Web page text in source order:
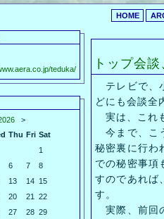
HOME
teduka/
>
Thu Fri Sat
1
6 7
8
13 14 15
20 21
22
27 28 29
トップ会
テレビで、
どにも会談全
実は、これ
今まで、こ
秘密裏に行わ
での秘密事項
すのであれば
す。
実際、前回